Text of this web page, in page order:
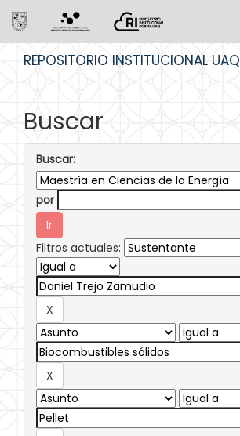
REPOSITORIO INSTITUCIONAL UAQ
Buscar
Buscar:
por
Filtros actuales: